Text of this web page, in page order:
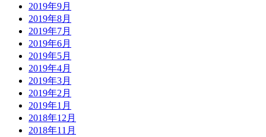
2019年9月
2019年8月
2019年7月
2019年6月
2019年5月
2019年4月
2019年3月
2019年2月
2019年1月
2018年12月
2018年11月